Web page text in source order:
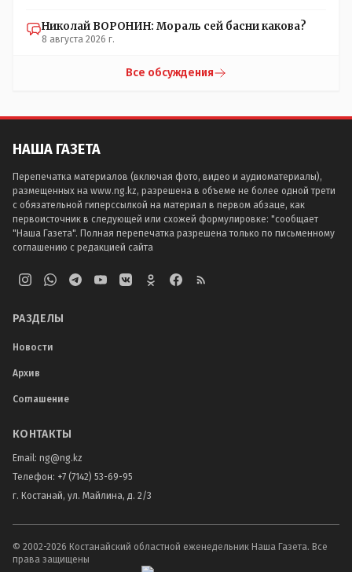
Николай ВОРОНИН: Мораль сей басни какова?
8 августа 2026 г.
Все обсуждения
НАША ГАЗЕТА
Перепечатка материалов (включая фото, видео и аудиоматериалы),
размещенных на www.ng.kz, разрешена в объеме не более одной трети
с обязательной гиперссылкой на материал в первом абзаце, как
первоисточник в следующей или схожей формулировке: "сообщает
"Наша Газета". Полная перепечатка разрешена только по письменному
соглашению с редакцией сайта
РАЗДЕЛЫ
Новости
Архив
Соглашение
КОНТАКТЫ
Email: ng@ng.kz
Телефон: +7 (7142) 53-69-95
г. Костанай, ул. Майлина, д. 2/3
© 2002-2026 Костанайский областной еженедельник Наша Газета. Все
права защищены